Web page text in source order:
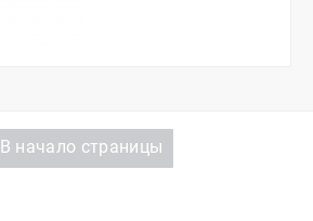
В начало страницы